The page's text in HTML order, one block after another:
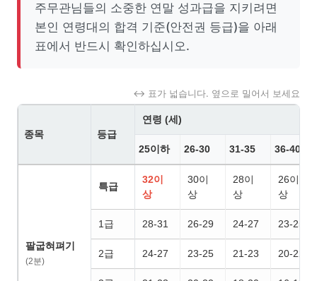
주무관님들의 소중한 연말 성과급을 지키려면
본인 연령대의 합격 기준(안전권 등급)을 아래
표에서 반드시 확인하십시오.
↔ 표가 넓습니다. 옆으로 밀어서 보세요
종목 등급
연령 (세)
25이하 26-30 31-35 36-40
팔굽혀펴기
(2분)
특급
32이
상
30이
상
28이
상
26이
상
1급 28-31 26-29 24-27 23-25
2급 24-27 23-25 21-23 20-22